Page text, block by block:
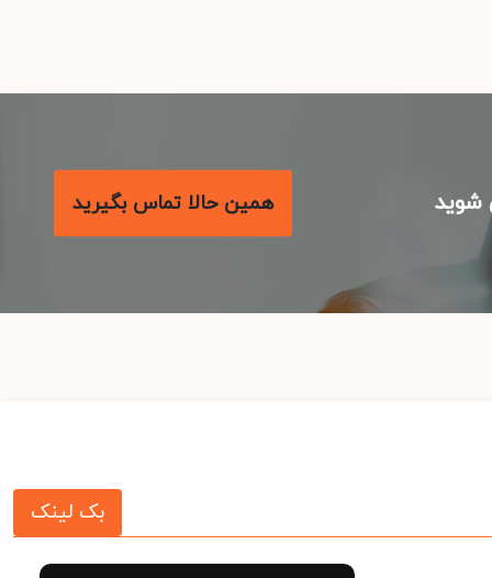
همین حالا تماس بگیرید
بک لینک